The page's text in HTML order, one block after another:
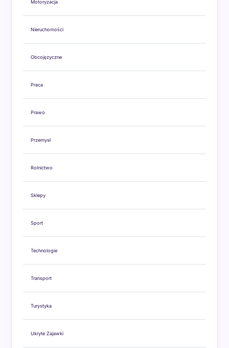
Motoryzacja
Nieruchomości
Obcojęzyczne
Praca
Prawo
Przemysł
Rolnictwo
Sklepy
Sport
Technologie
Transport
Turystyka
Ukryte Zajawki